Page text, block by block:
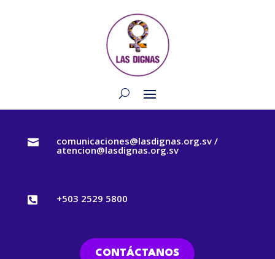
 comunicaciones@lasdignas.org.sv /
atencion@lasdignas.org.sv
 +503 2529 5800
CONTÁCTANOS